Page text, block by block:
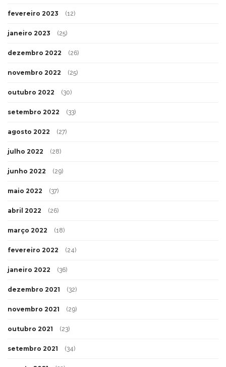
fevereiro 2023 (12)
janeiro 2023 (25)
dezembro 2022 (26)
novembro 2022 (25)
outubro 2022 (30)
setembro 2022 (33)
agosto 2022 (27)
julho 2022 (28)
junho 2022 (29)
maio 2022 (37)
abril 2022 (26)
março 2022 (18)
fevereiro 2022 (24)
janeiro 2022 (36)
dezembro 2021 (32)
novembro 2021 (29)
outubro 2021 (23)
setembro 2021 (34)